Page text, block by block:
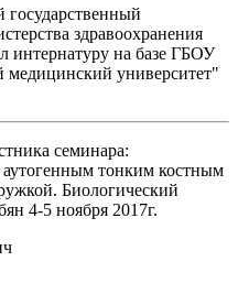
здравоохранения
интернатуру на базе ГБОУ
университет"
семинара:
аутогенным тонким костным
Биологический
4-5 ноября 2017г.